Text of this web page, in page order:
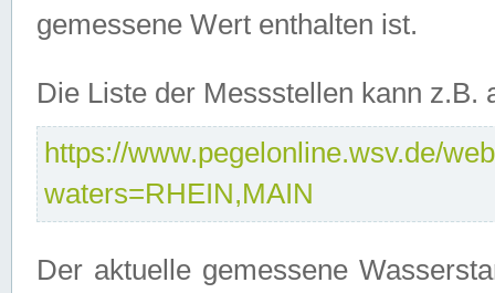
gemessene Wert enthalten ist.
Die Liste der Messstellen kann
https://www.pegelonline.wsv.de/
waters=RHEIN,MAIN
Der aktuelle gemessene